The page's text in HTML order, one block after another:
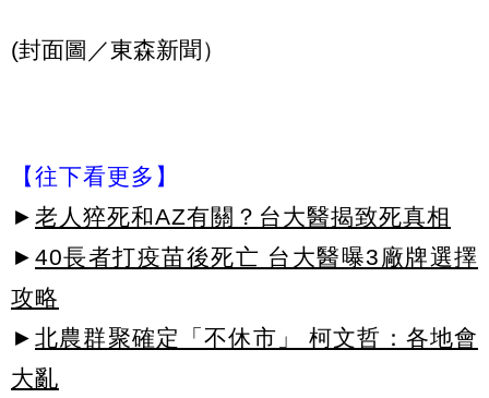
(封面圖／東森新聞）
【往下看更多】
► 老人猝死和AZ有關？台大醫揭致死真相
► 40長者打疫苗後死亡 台大醫曝3廠牌選擇
攻略
► 北農群聚確定「不休市」 柯文哲：各地會
大亂